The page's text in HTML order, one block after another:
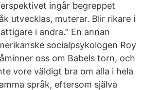
ingår begreppet
utvecklas, muterar. Blir rikare i
i andra.” En annan
socialpsykologen Roy
oss om Babels torn, och
vore väldigt bra om alla i hela
språk, eftersom själva